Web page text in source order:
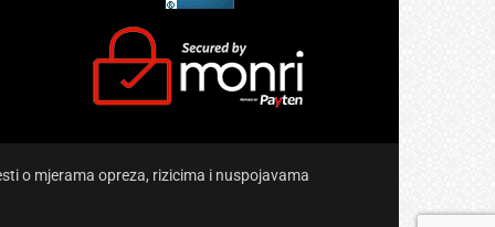
o mjerama opreza, rizicima i nuspojavama